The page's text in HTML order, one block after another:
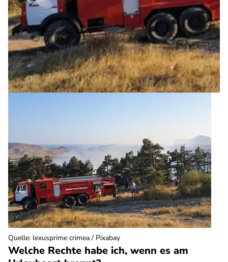
Welche Rechte habe ich, wenn es am
Quelle: lexusprime crimea / Pixabay